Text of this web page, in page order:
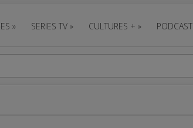
» SERIES TV » CULTURES + » PODCAST